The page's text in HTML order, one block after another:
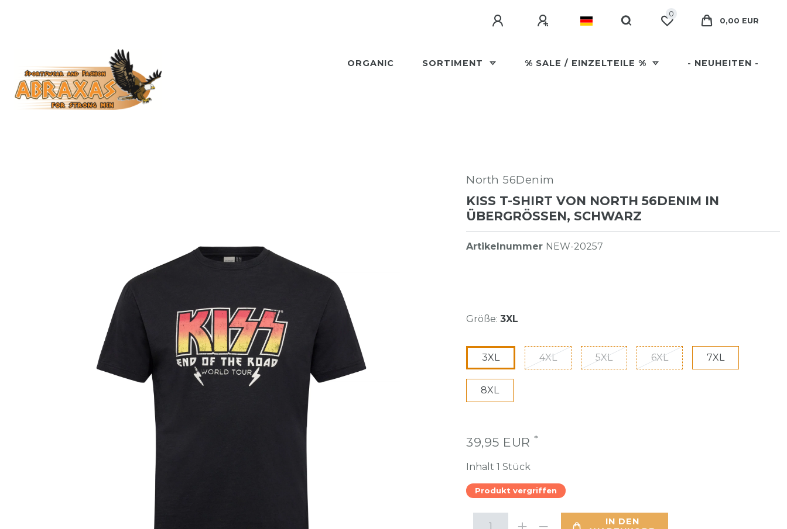
0
0,00 EUR
ORGANIC SORTIMENT % SALE / EINZELTEILE % - NEUHEITEN -
North 56Denim
KISS T-SHIRT VON NORTH 56DENIM IN
ÜBERGRÖSSEN, SCHWARZ
Artikelnummer NEW-20257
Größe: 3XL
3XL 4XL 5XL 6XL 7XL
8XL
39,95 EUR *
Inhalt 1 Stück
Produkt vergriffen
IN DEN